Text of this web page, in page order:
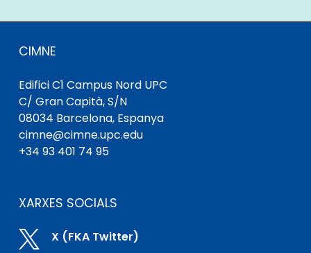
CIMNE
Edifici C1 Campus Nord UPC
C/ Gran Capità, S/N
08034 Barcelona, ​​Espanya
cimne@cimne.upc.edu
+34 93 401 74 95
XARXES SOCIALS
 X (FKA Twitter)